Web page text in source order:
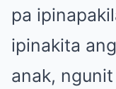
pa
ipinakita
anak,